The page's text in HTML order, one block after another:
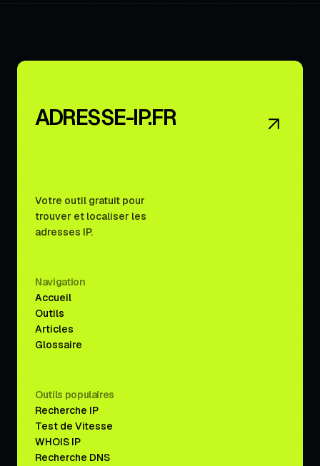
ADRESSE-IP.FR
Votre outil gratuit pour
trouver et localiser les
adresses IP.
Navigation
Accueil
Outils
Articles
Glossaire
Outils populaires
Recherche IP
Test de Vitesse
WHOIS IP
Recherche DNS